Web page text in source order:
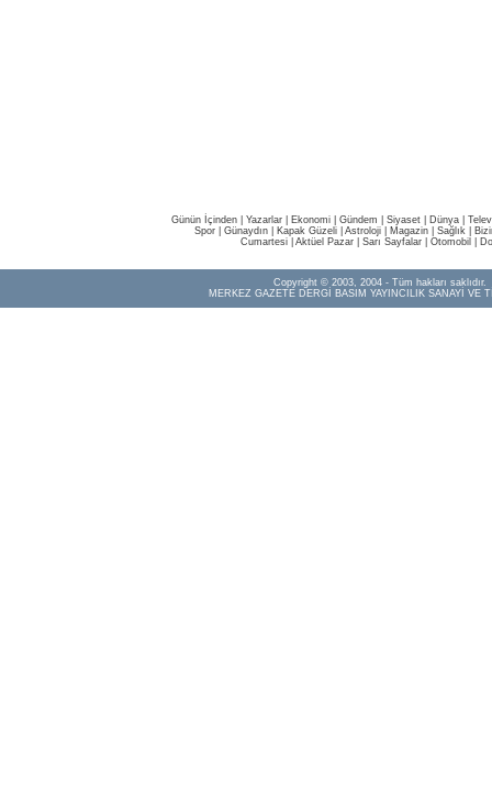
Günün İçinden Yazarlar Ekonomi Gündem Siyaset Dünya |
Spor
Günaydın Kapak Güzeli Astroloji Magazin Sağlık
Cumartesi| Aktüel Pazar| Sarı Sayfalar| Otomobil
Copyright © 2003, 2004 - Tüm hakları saklıdır.
MERKEZ GAZETE DERGİ BASIM YAYINCILIK SANAYİ VE